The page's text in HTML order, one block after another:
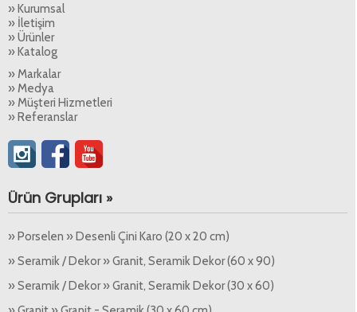
» Kurumsal
» İletişim
» Ürünler
» Katalog
» Markalar
» Medya
» Müşteri Hizmetleri
» Referanslar
Ürün Grupları »
» Porselen » Desenli Çini Karo (20 x 20 cm)
» Seramik / Dekor » Granit, Seramik Dekor (60 x 90)
» Seramik / Dekor » Granit, Seramik Dekor (30 x 60)